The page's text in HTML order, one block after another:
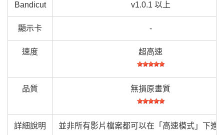
Bandicut v1.0.1 以上
顯示卡 -
速度 超高速
品質 無損原畫質
詳細說明 並非所有影片檔案都可以在「高速模式」下進